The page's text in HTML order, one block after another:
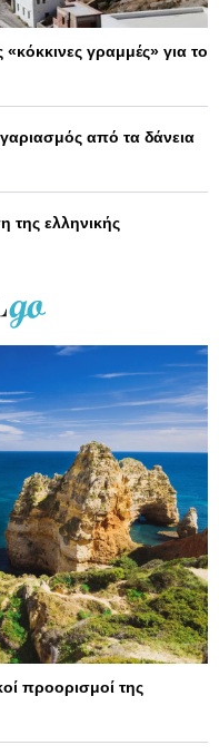
γραμμές» για το
από τα δάνεια
της ελληνικής
προορισμοί της